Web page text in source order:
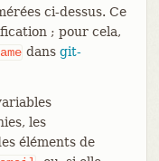
ci-dessus. Ce
; pour cela,
dans git-
les
éléments de